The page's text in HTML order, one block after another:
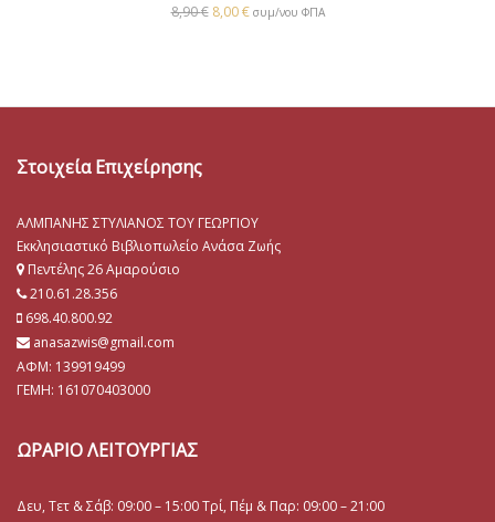
8,90€ 8,00€ συμ/νου ΦΠΑ
Στοιχεία Επιχείρησης
ΑΛΜΠΑΝΗΣ ΣΤΥΛΙΑΝΟΣ ΤΟΥ ΓΕΩΡΓΙΟΥ
Εκκλησιαστικό Βιβλιοπωλείο Ανάσα Ζωής
Πεντέλης 26 Αμαρούσιο
210.61.28.356
698.40.800.92
anasazwis@gmail.com
ΑΦΜ: 139919499
ΓΕΜΗ: 161070403000
ΩΡΑΡΙΟ ΛΕΙΤΟΥΡΓΙΑΣ
Δευ, Τετ & Σάβ: 09:00 – 15:00 Τρί, Πέμ & Παρ: 09:00 – 21:00